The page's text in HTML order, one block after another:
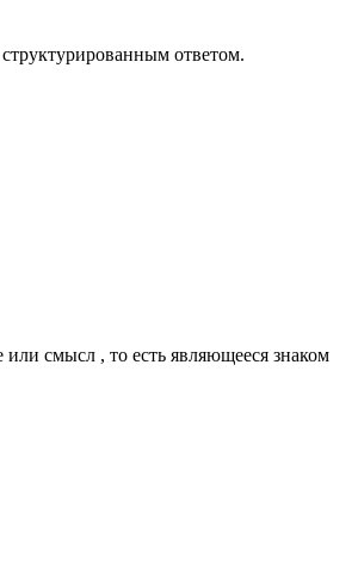
ответом.
смысл , то есть являющееся знаком